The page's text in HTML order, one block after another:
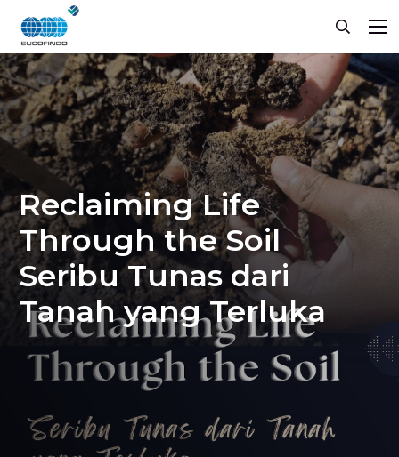
Reclaiming Life
Through the Soil
Seribu Tunas dari
Tanah yang Terluka